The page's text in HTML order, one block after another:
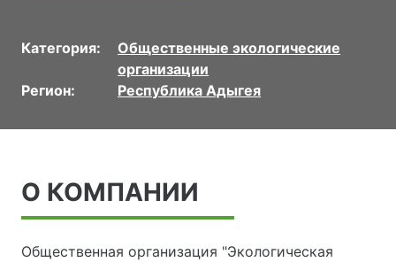
Категория:
Общественные экологические
организации
Регион:
Республика Адыгея
О КОМПАНИИ
Общественная организация "Экологическая